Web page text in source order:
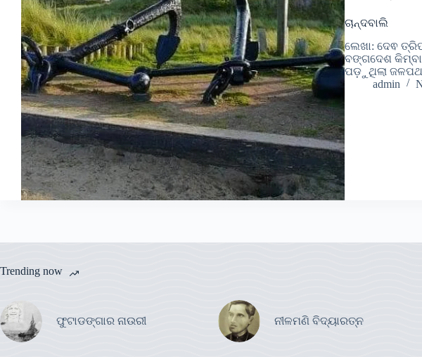
ଚାନ୍ଦବାଲି
ଲେଖା: ଦେଵ
ବଙ୍ଗଦେଶ କିମ୍ବା
ପଡ଼ୁଥିଲା ଜଳପଥ
admin
Trending now
ଫୁଟାଡଙ୍ଗାର ନାଉରୀ ନୀଳମଣି ବିଦ୍ୟାରତ୍ନ